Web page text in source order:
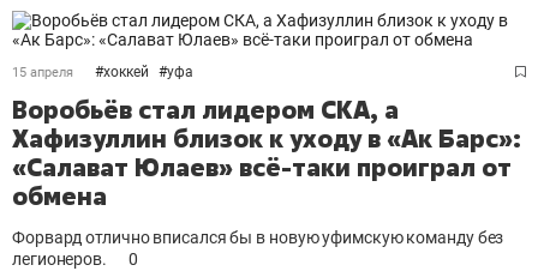
15 апреля #хоккей #уфа
Воробьёв стал лидером СКА, а
Хафизуллин близок к уходу в «Ак Барс»:
«Салават Юлаев» всё-таки проиграл от
обмена
Форвард отлично вписался бы в новую уфимскую команду без
легионеров.
0